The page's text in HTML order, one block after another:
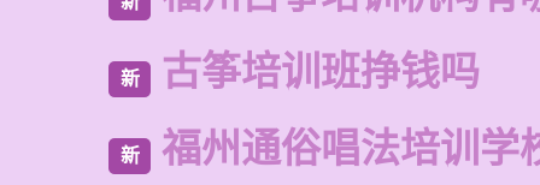
新 古筝培训班挣钱吗
新 福州通俗唱法培训学